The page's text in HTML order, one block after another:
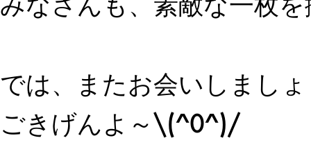
では、またお会いしまし
ごきげんよ～\(^0^)/